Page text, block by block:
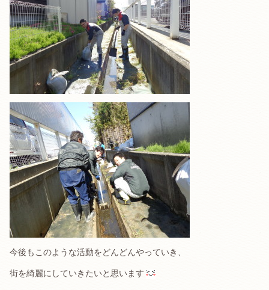
今後もこのような活動をどんどんやっていき、
街を綺麗にしていきたいと思います